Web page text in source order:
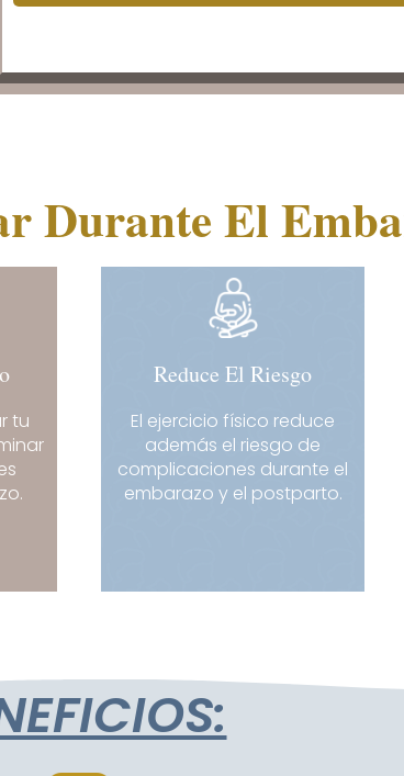
Durante El
tu
Reduce El Riesgo
El ejercicio físico reduce
además el riesgo de
complicaciones durante el
embarazo y el postparto.